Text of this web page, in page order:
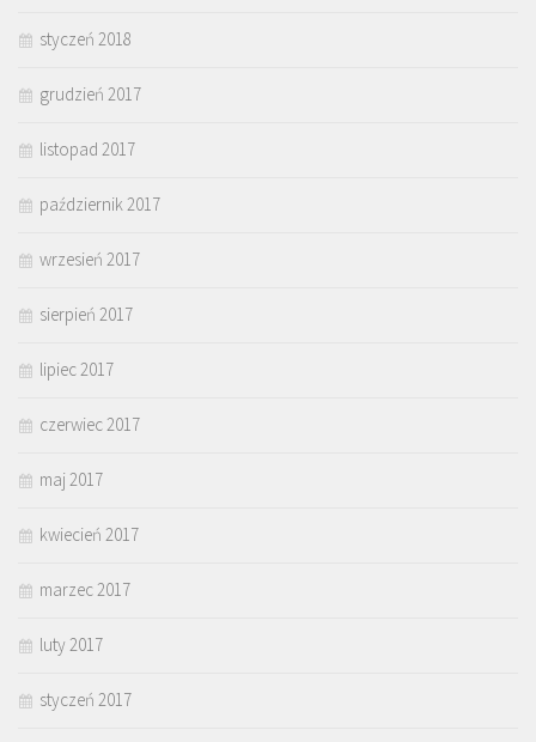
styczeń 2018
grudzień 2017
listopad 2017
październik 2017
wrzesień 2017
sierpień 2017
lipiec 2017
czerwiec 2017
maj 2017
kwiecień 2017
marzec 2017
luty 2017
styczeń 2017